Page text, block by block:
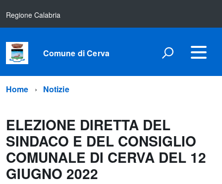
Regione Calabria
Comune di Cerva
Home Notizie
ELEZIONE DIRETTA DEL
SINDACO E DEL CONSIGLIO
COMUNALE DI CERVA DEL 12
GIUGNO 2022